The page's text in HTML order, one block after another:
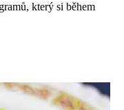
který si během